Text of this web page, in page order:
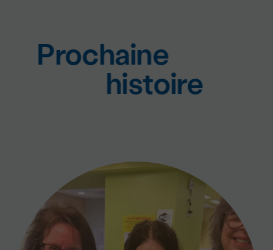
Prochaine
histoire